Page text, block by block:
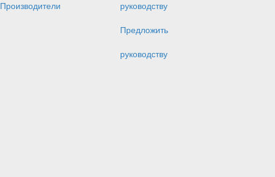
Производители руководству
Предложить
руководству